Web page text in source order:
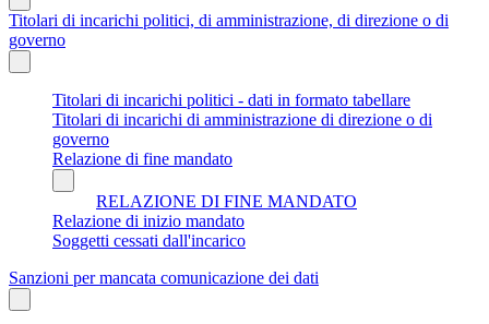
Titolari di incarichi politici, di amministrazione, di direzione o di
governo
Titolari di incarichi politici - dati in formato tabellare
Titolari di incarichi di amministrazione di direzione o di
governo
Relazione di fine mandato
RELAZIONE DI FINE MANDATO
Relazione di inizio mandato
Soggetti cessati dall'incarico
Sanzioni per mancata comunicazione dei dati